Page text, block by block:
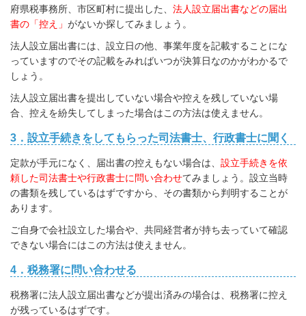
府県税事務所、市区町村に提出した、 法人設立届出書などの届出
書の「控え」 がないか探してみましょう。
法人設立届出書には、設立日の他、事業年度を記載することにな
っていますのでその記載をみればいつが決算日なのかがわかるで
しょう。
法人設立届出書を提出していない場合や控えを残していない場
合、控えを紛失してしまった場合はこの方法は使えません。
3．設立手続きをしてもらった司法書士、行政書士に聞く
定款が手元になく、届出書の控えもない場合は、 設立手続きを依
頼した司法書士や行政書士に問い合わせてみましょう。設立当時
の書類を残しているはずですから、その書類から判明することが
あります。
ご自身で会社設立した場合や、共同経営者が持ち去っていて確認
できない場合にはこの方法は使えません。
4．税務署に問い合わせる
税務署に法人設立届出書などが提出済みの場合は、税務署に控え
が残っているはずです。